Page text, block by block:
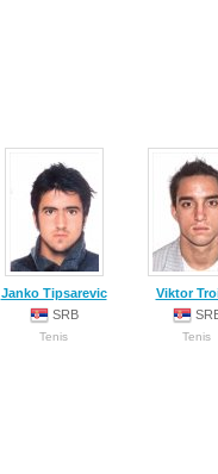
Janko Tipsarevic
SRB
Tenis
Viktor
Tenis